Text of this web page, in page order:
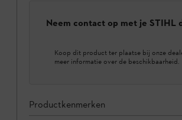
Neem contact op met je STIHL
Koop dit product ter plaatse bij onze
meer informatie over de beschikbaarheid.
Productkenmerken